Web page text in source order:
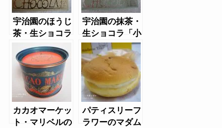
宇治園のほうじ
茶・生ショコラ
「火男」（ひょ
っとこ）
宇治園の抹茶・
生ショコラ「小
佳女」（おか
め）
カカオマーケッ
ト・マリベルの
パティスリーフ
ラワーのマダム